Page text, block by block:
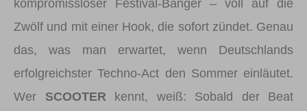
kompromissloser Festival-Banger – voll auf die
Zwölf und mit einer Hook, die sofort zündet. Genau
das, was man erwartet, wenn Deutschlands
erfolgreichster Techno-Act den Sommer einläutet.
Wer SCOOTERkennt, weiß: Sobald der Beat